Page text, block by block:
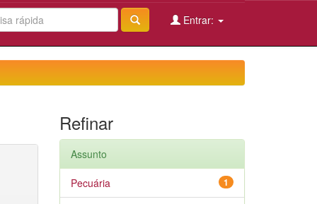
Entrar:
Refinar
Assunto
1
Pecuária